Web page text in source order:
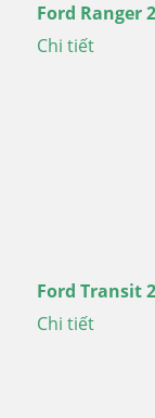
Ford Ranger
Chi tiết
Ford Transit
Chi tiết